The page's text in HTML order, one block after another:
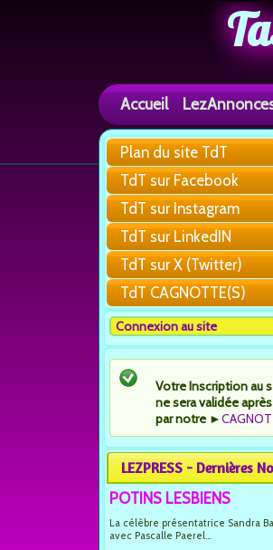
Accueil
Plan du site TdT
TdT sur Facebook
TdT sur Instagram
TdT sur LinkedIN
TdT sur X (Twitter)
TdT CAGNOTTE(S)
Connexion au site
Votre Inscription au
ne sera validée
par notre ►
LEZPRESS -
POTINS LESBIENS
La célèbre présentatrice Sandra
avec Pascalle Paerel...